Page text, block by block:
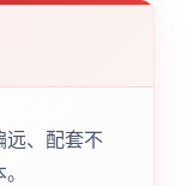
远、配套不